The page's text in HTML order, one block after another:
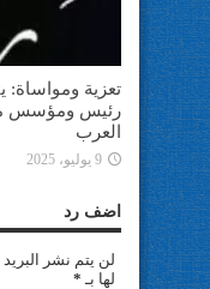
تعزية
رئيس ومؤسس
العرب
9 يوليو، 2025
اضف رد
لن يتم نشر
لها بـ *